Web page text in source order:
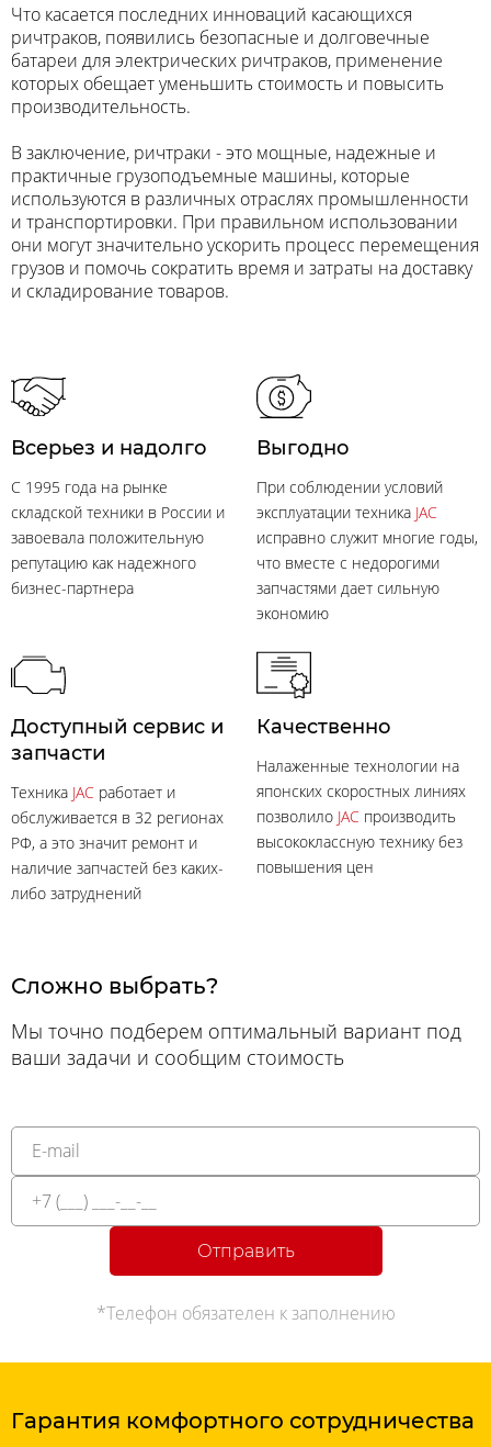
Что касается последних инноваций касающихся
ричтраков, появились безопасные и долговечные
батареи для электрических ричтраков, применение
которых обещает уменьшить стоимость и повысить
производительность.
В заключение, ричтраки - это мощные, надежные и
практичные грузоподъемные машины, которые
используются в различных отраслях промышленности
и транспортировки. При правильном использовании
они могут значительно ускорить процесс перемещения
грузов и помочь сократить время и затраты на доставку
и складирование товаров.
Всерьез и надолго
C 1995 года на рынке
складской техники в России и
завоевала положительную
репутацию как надежного
бизнес-партнера
Выгодно
При соблюдении условий
эксплуатации техника JAC
исправно служит многие годы,
что вместе с недорогими
запчастями дает сильную
экономию
Доступный сервис и
запчасти
Техника JAC работает и
обслуживается в 32 регионах
РФ, а это значит ремонт и
наличие запчастей без каких-
либо затруднений
Качественно
Налаженные технологии на
японских скоростных линиях
позволило JAC производить
высококлассную технику без
повышения цен
Сложно выбрать?
Мы точно подберем оптимальный вариант под
ваши задачи и сообщим стоимость
Отправить
*Телефон обязателен к заполнению
Гарантия комфортного сотрудничества